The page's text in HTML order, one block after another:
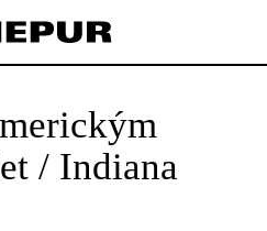
zatím nemáte žádné položky.
/ Indiana